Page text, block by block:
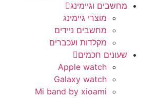
מחשבים וגיימינג
מוצרי גיימינג
מחשבים ניידים
מקלדות ועכברים
שעונים חכמים
Apple watch
Galaxy watch
Mi band by xioami